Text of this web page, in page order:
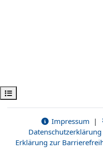
Kursindex öffnen
Impressum |
Erklärung zur